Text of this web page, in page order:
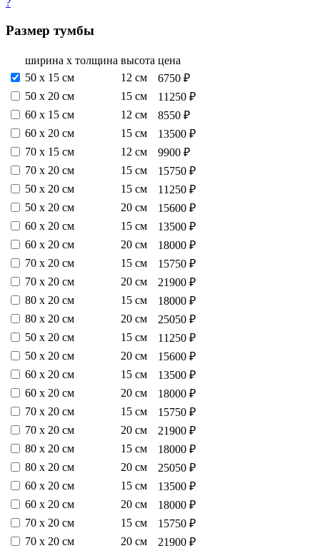
?
Размер тумбы
ширина х толщина высота цена
50 х 15 см
12 см
6750 ₽
50 х 20 см
15 см
11250 ₽
60 х 15 см
12 см
8550 ₽
60 х 20 см
15 см
13500 ₽
70 х 15 см
12 см
9900 ₽
70 х 20 см
15 см
15750 ₽
50 х 20 см
15 см
11250 ₽
50 х 20 см
20 см
15600 ₽
60 х 20 см
15 см
13500 ₽
60 х 20 см
20 см
18000 ₽
70 х 20 см
15 см
15750 ₽
70 х 20 см
20 см
21900 ₽
80 х 20 см
15 см
18000 ₽
80 х 20 см
20 см
25050 ₽
50 х 20 см
15 см
11250 ₽
50 х 20 см
20 см
15600 ₽
60 х 20 см
15 см
13500 ₽
60 х 20 см
20 см
18000 ₽
70 х 20 см
15 см
15750 ₽
70 х 20 см
20 см
21900 ₽
80 х 20 см
15 см
18000 ₽
80 х 20 см
20 см
25050 ₽
60 х 20 см
15 см
13500 ₽
60 х 20 см
20 см
18000 ₽
70 х 20 см
15 см
15750 ₽
70 х 20 см
20 см
21900 ₽